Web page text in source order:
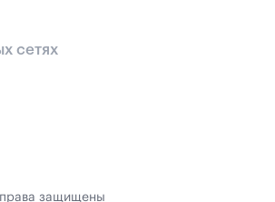
сетях
защищены